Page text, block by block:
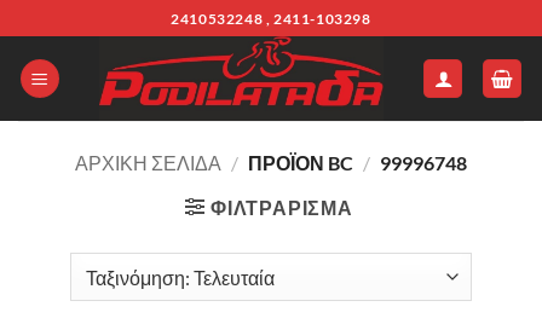
στο
περιεχόμενο
2410532248 , 2411-103298
ΑΡΧΙΚΉ ΣΕΛΊΔΑ / ΠΡΟΪΌΝ BC / 99996748
ΦΙΛΤΡΆΡΙΣΜΑ